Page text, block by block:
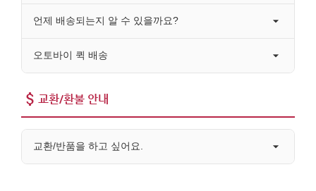
언제 배송되는지 알 수 있을까요?
오토바이 퀵 배송
교환/환불 안내
교환/반품을 하고 싶어요.